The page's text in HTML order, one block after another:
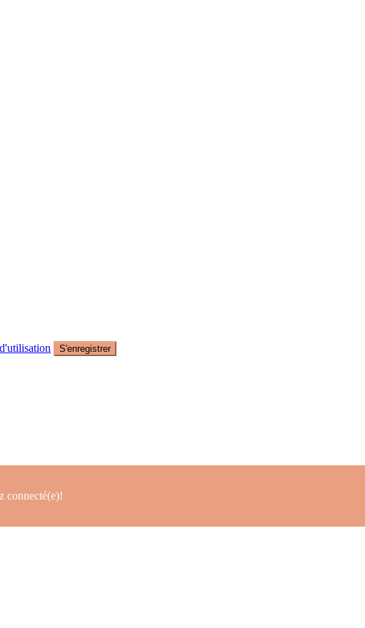
S'enregistrer
connecté(e)!